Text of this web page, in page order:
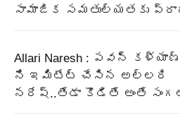
సామాజిక సమతుల్యతకు
Allari Naresh : పవన్ కళ్యాణ్
ని ఇమిటేట్ చేసిన అల్లరి
నరేష్..తేడా కొడితే అంతే